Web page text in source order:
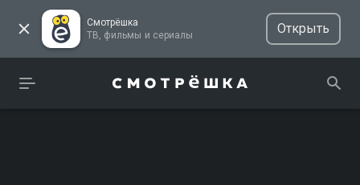
Смотрёшка
ТВ, фильмы и сериалы
Открыть